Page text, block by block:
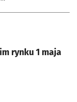
rynku 1 maja